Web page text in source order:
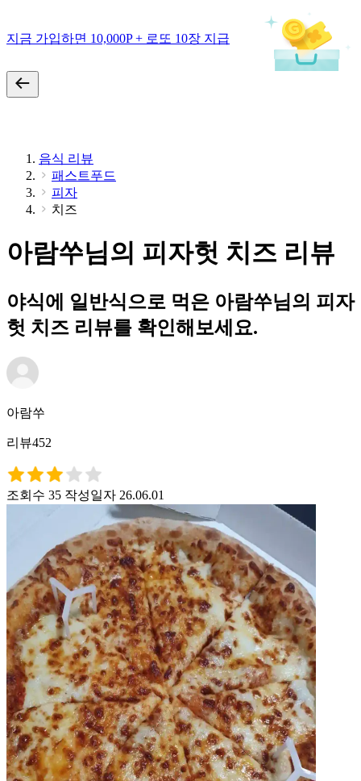
지금 가입하면 10,000P + 로또 10장 지급
음식 리뷰
패스트푸드
피자
치즈
아람쑤님의 피자헛 치즈 리뷰
야식에 일반식으로 먹은 아람쑤님의 피자
헛 치즈 리뷰를 확인해보세요.
아람쑤
리뷰452
조회수 35 작성일자 26.06.01